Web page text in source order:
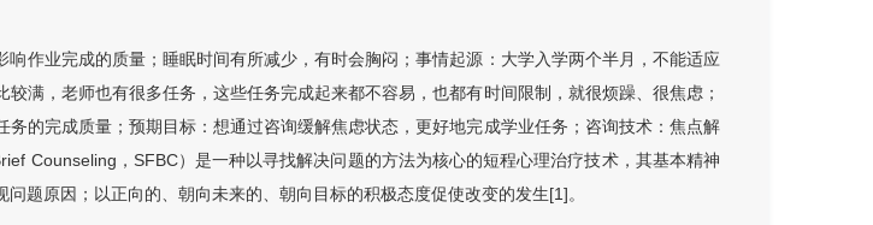
响作业完成的质量；睡眠时间有所减少，有时会胸闷；事情起源：大学入学两个半月，不能适应
较满，老师也有很多任务，这些任务完成起来都不容易，也都有时间限制，就很烦躁、很焦虑；
务的完成质量；预期目标：想通过咨询缓解焦虑状态，更好地完成学业任务；咨询技术：焦点解
Counseling，SFBC）是一种以寻找解决问题的方法为核心的短程心理治疗技术，其基本精神
题原因；以正向的、朝向未来的、朝向目标的积极态度促使改变的发生[1]。